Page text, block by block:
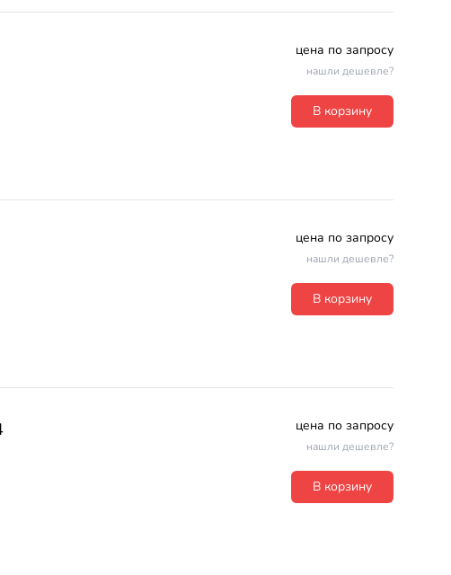
цена по запросу
нашли дешевле?
В корзину
цена по запросу
нашли дешевле?
В корзину
цена по запросу
нашли дешевле?
В корзину